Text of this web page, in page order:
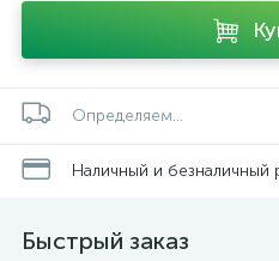
Определяем...
Наличный и безналичный
Быстрый заказ